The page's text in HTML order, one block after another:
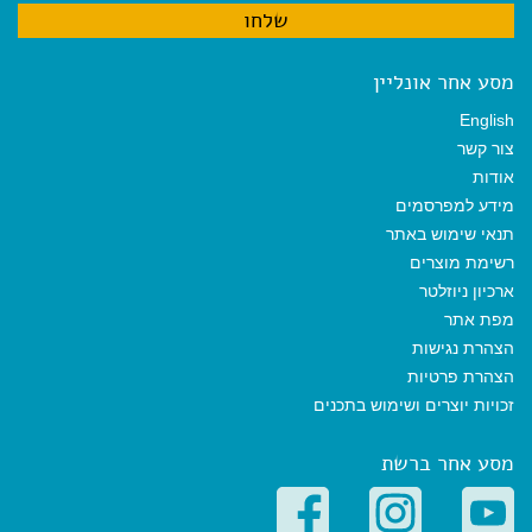
מסע אחר אונליין
English
צור קשר
אודות
מידע למפרסמים
תנאי שימוש באתר
רשימת מוצרים
ארכיון ניוזלטר
מפת אתר
הצהרת נגישות
הצהרת פרטיות
זכויות יוצרים ושימוש בתכנים
מסע אחר ברשת